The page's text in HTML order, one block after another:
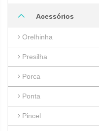
Acessórios
Orelhinha
Presilha
Porca
Ponta
Pincel